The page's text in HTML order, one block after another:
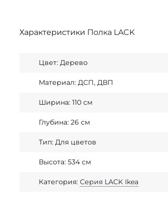
Характеристики Полка LACK
Цвет: Дерево
Материал: ДСП, ДВП
Ширина: 110 см
Глубина: 26 см
Тип: Для цветов
Высота: 534 см
Категория: Серия LACK Ikea